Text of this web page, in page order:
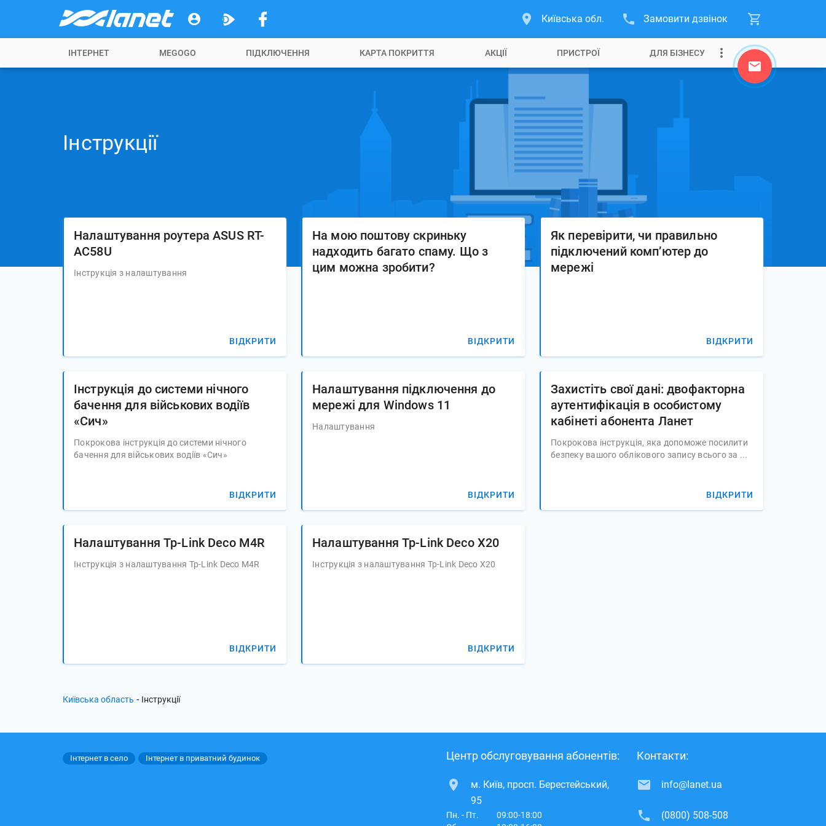
Київська обл. Замовити дзвінок
ІНТЕРНЕТ MEGOGO ПІДКЛЮЧЕННЯ КАРТА ПОКРИТТЯ АКЦІЇ ПРИСТРОЇ ДЛЯ БІЗНЕСУ
Інструкції
Налаштування роутера ASUS RT-
AC58U
Інструкція з налаштування
ВІДКРИТИ
На мою поштову скриньку
надходить багато спаму. Що з
цим можна зробити?
ВІДКРИТИ
Як перевірити, чи правильно
підключений комп’ютер до
мережі
ВІДКРИТИ
Інструкція до системи нічного
бачення для військових водіїв
«Сич»
Покрокова інструкція до системи нічного
бачення для військових водіїв «Сич»
ВІДКРИТИ
Налаштування підключення до
мережі для Windows 11
Налаштування
ВІДКРИТИ
Захистіть свої дані: двофакторна
аутентифікація в особистому
кабінеті абонента Ланет
Покрокова інструкція, яка допоможе посилити
безпеку вашого облікового запису всього за ...
ВІДКРИТИ
Налаштування Tp-Link Deco M4R
Інструкція з налаштування Tp-Link Deco M4R
ВІДКРИТИ
Налаштування Tp-Link Deco X20
Інструкція з налаштування Tp-Link Deco X20
ВІДКРИТИ
Київська область - Інструкції
Центр обслуговування абонентів:
м. Київ, просп. Берестейський,
95
Пн. - Пт.
09:00-18:00
Контакти:
info@lanet.ua
(0800) 508-508
Інтернет в село Інтернет в приватний будинок